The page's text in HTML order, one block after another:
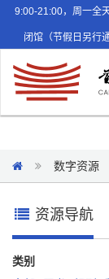
9:00-21:00，周一全
闭馆（节假日另行
数字资源
资源导航
类别